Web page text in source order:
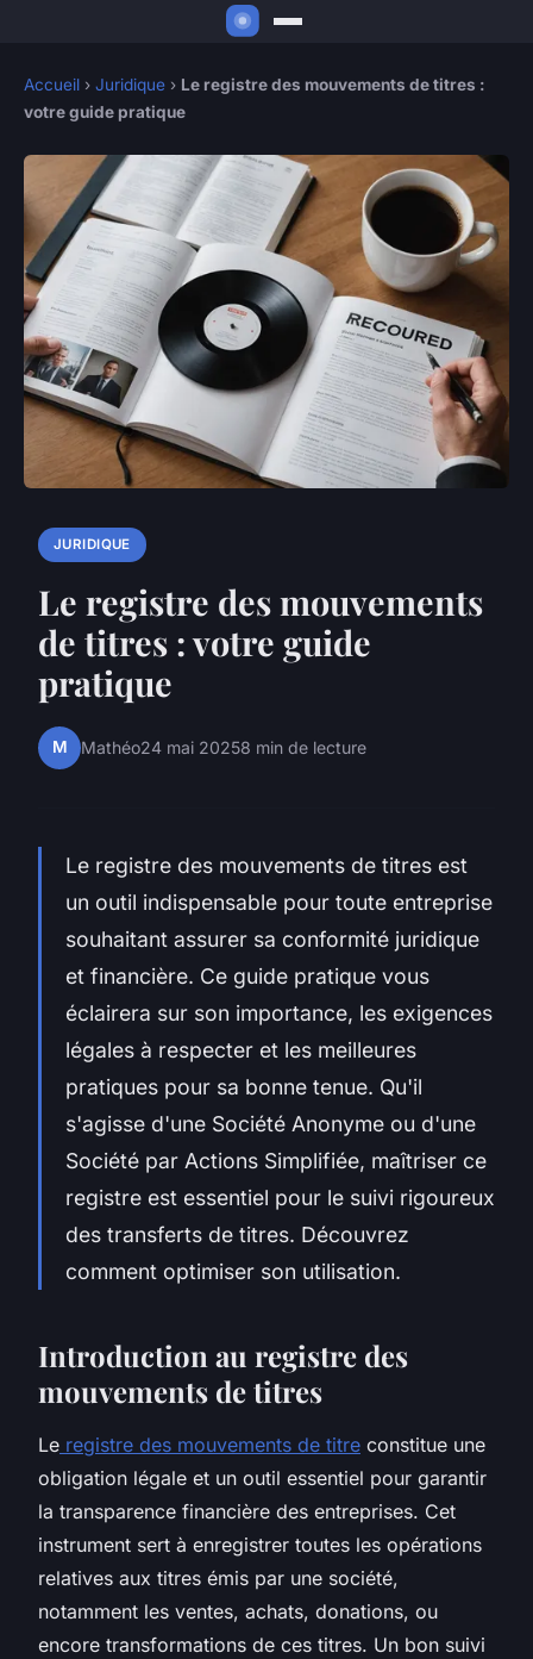
Accueil › Juridique › Le registre des mouvements de titres :
votre guide pratique
JURIDIQUE
Le registre des mouvements
de titres : votre guide
pratique
M Mathéo24 mai 20258 min de lecture
Le registre des mouvements de titres est
un outil indispensable pour toute entreprise
souhaitant assurer sa conformité juridique
et financière. Ce guide pratique vous
éclairera sur son importance, les exigences
légales à respecter et les meilleures
pratiques pour sa bonne tenue. Qu'il
s'agisse d'une Société Anonyme ou d'une
Société par Actions Simplifiée, maîtriser ce
registre est essentiel pour le suivi rigoureux
des transferts de titres. Découvrez
comment optimiser son utilisation.
Introduction au registre des
mouvements de titres
Le registre des mouvements de titre constitue une
obligation légale et un outil essentiel pour garantir
la transparence financière des entreprises. Cet
instrument sert à enregistrer toutes les opérations
relatives aux titres émis par une société,
notamment les ventes, achats, donations, ou
encore transformations de ces titres. Un bon suivi